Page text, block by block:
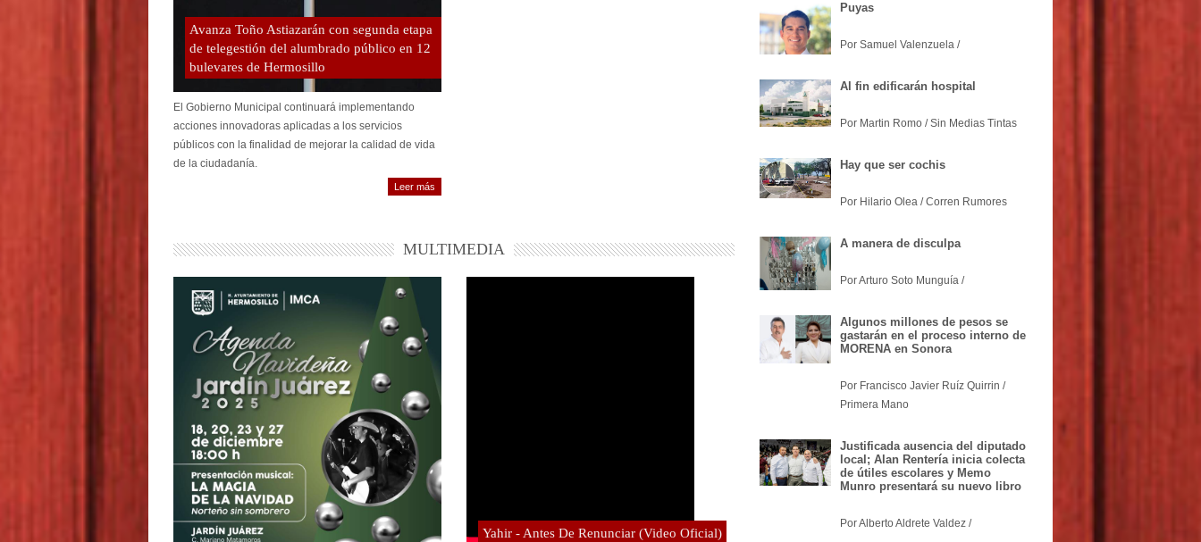
Avanza Toño Astiazarán con segunda etapa
de telegestión del alumbrado público en 12
bulevares de Hermosillo
El Gobierno Municipal continuará implementando
acciones innovadoras aplicadas a los servicios
públicos con la finalidad de mejorar la calidad de vida
de la ciudadanía.
Leer más
MULTIMEDIA
Yahir - Antes De Renunciar (Video Oficial)
Puyas
Por Samuel Valenzuela /
Al fin edificarán hospital
Por Martin Romo / Sin Medias Tintas
Hay que ser cochis
Por Hilario Olea / Corren Rumores
A manera de disculpa
Por Arturo Soto Munguía /
Algunos millones de pesos se
gastarán en el proceso interno de
MORENA en Sonora
Por Francisco Javier Ruíz Quirrin /
Primera Mano
Justificada ausencia del diputado
local; Alan Rentería inicia colecta
de útiles escolares y Memo
Munro presentará su nuevo libro
Por Alberto Aldrete Valdez /